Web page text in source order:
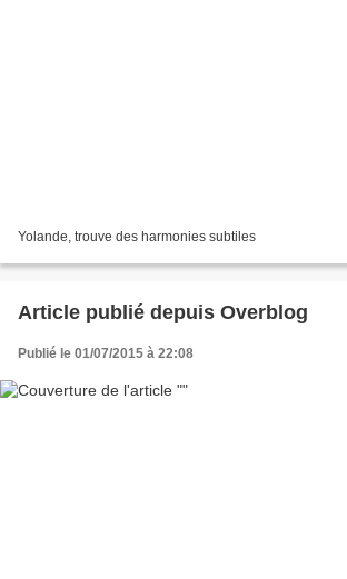
Yolande, trouve des harmonies subtiles
Article publié depuis Overblog
Publié le 01/07/2015 à 22:08